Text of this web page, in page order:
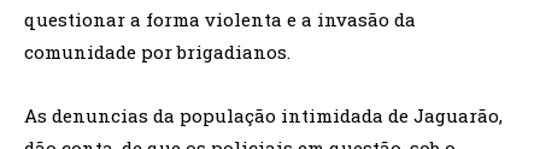
questionar a forma violenta e a invasão da
comunidade por brigadianos.
As denuncias da população intimidada de Jaguarão,